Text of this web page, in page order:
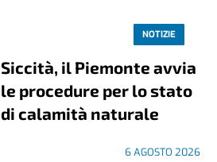
NOTIZIE
Siccità, il Piemonte avvia
le procedure per lo stato
di calamità naturale
6 AGOSTO 2026